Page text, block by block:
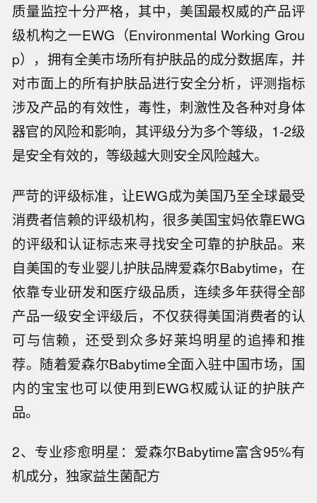
质量监控十分严格，其中，美国最权威的产品评
级机构之一EWG（Environmental Working Grou
p），拥有全美市场所有护肤品的成分数据库，并
对市面上的所有护肤品进行安全分析，评测指标
涉及产品的有效性，毒性，刺激性及各种对身体
器官的风险和影响，其评级分为多个等级，1-2级
是安全有效的，等级越大则安全风险越大。
严苛的评级标准，让EWG成为美国乃至全球最受
消费者信赖的评级机构，很多美国宝妈依靠EWG
的评级和认证标志来寻找安全可靠的护肤品。来
自美国的专业婴儿护肤品牌爱森尔Babytime，在
依靠专业研发和医疗级品质，连续多年获得全部
产品一级安全评级后，不仅获得美国消费者的认
可与信赖，还受到众多好莱坞明星的追捧和推
荐。随着爱森尔Babytime全面入驻中国市场，国
内的宝宝也可以使用到EWG权威认证的护肤产
品。
2、专业疹愈明星：爱森尔Babytime富含95%有
机成分，独家益生菌配方